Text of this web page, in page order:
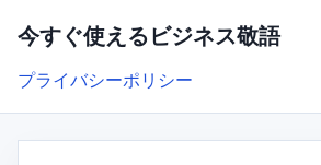
今すぐ使えるビジネス敬語
プライバシーポリシー